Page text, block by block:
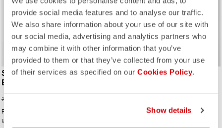
provide social media features and to analyse our traffic.
We also share information about your use of our site with
our social media, advertising and analytics partners who
may combine it with other information that you’ve
provided to them or that they’ve collected from your use
of their services as specified on our Cookies Policy.
Show details
ROSSO CORSA
SUPERLEGGERA
BIBSHORT
220,00 €
For our lightest-ever road short, we
use the first seamless graduated-
PREMIO EVO BIBSHORT
Diseñado de forma innovadora para